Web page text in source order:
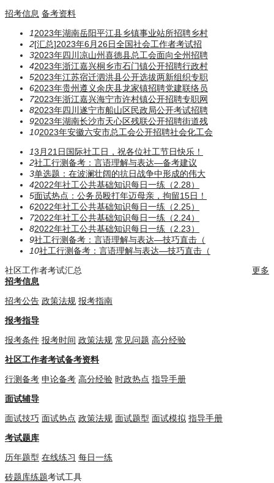
招考信息 备考资料
12023年湖南岳阳平江县乡镇事业站所招聘乡村
2[汇总]2023年6月26日全国社会工作者考试招
32023年四川凉山州喜德县总工会面向全州招聘
42023年浙江嘉兴桐乡市石门镇公开招聘行政村
52023年江苏宿迁泗洪县公开选拔两新组织专职
62023年贵州遵义余庆县龙家镇招聘党建联络员
72023年浙江嘉兴海宁市许村镇公开招聘专职网
82023年四川遂宁市船山区民政局公开考试招聘
92023年湖南长沙市天心区残联公开招聘街道残
102023年安徽六安市总工会公开招聘社会化工会
13月21日国际社工日，祝各位社工节日快乐！
2社工行测备考：言语理解与表达—备考建议
3单选题：在波澜壮阔的抗日战争中形成的伟大
42022年社工公共基础知识每日一练（2.28）
5面试热点：公务员殴打年迈母亲，拘留15日！
62022年社工公共基础知识每日一练（2.25）
72022年社工公共基础知识每日一练（2.24）
82022年社工公共基础知识每日一练（2.23）
9社工行测备考：言语理解与表达—技巧直击（
10社工行测备考：言语理解与表达—技巧直击（
社区工作者考试汇总
更多
招考信息
招考公告 政策法规 报考指南
报考指导
报考条件 报考时间 政策法规 常见问题 高分经验
社区工作者考试备考资料
行测备考 申论备考 高分经验 时政热点 指导手册
面试辅导
面试技巧 面试热点 政策法规 面试题型 面试模拟 指导手册
考试题库
历年题型 在线练习 每日一练
砖题库练题考试工具